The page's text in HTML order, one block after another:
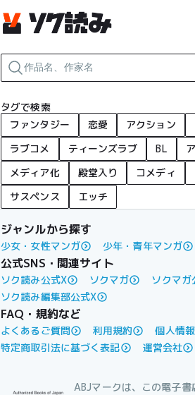
タグで検索
ファンタジー
恋愛 アクション
ラブコメ
ティーンズラブ BL
メディア化
殿堂入り コメディ
サスペンス
エッチ
ジャンルから探す
少女・女性マンガ 少年・青年マンガ
公式SNS・関連サイト
ソク読み公式X ソクマガ ソクマガ
ソク読み編集部公式X
FAQ・規約など
よくあるご質問 利用規約 個人情
特定商取引法に基づく表記
運営会社
ABJマークは、この電子